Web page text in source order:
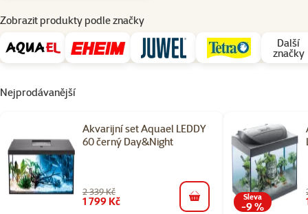
Zobrazit produkty podle značky
Další
značky
Nejprodávanější
Akvarijní set Aquael LEDDY
60 černý Day&Night
2 339 Kč
1 799 Kč do košíku Sleva
-9 %